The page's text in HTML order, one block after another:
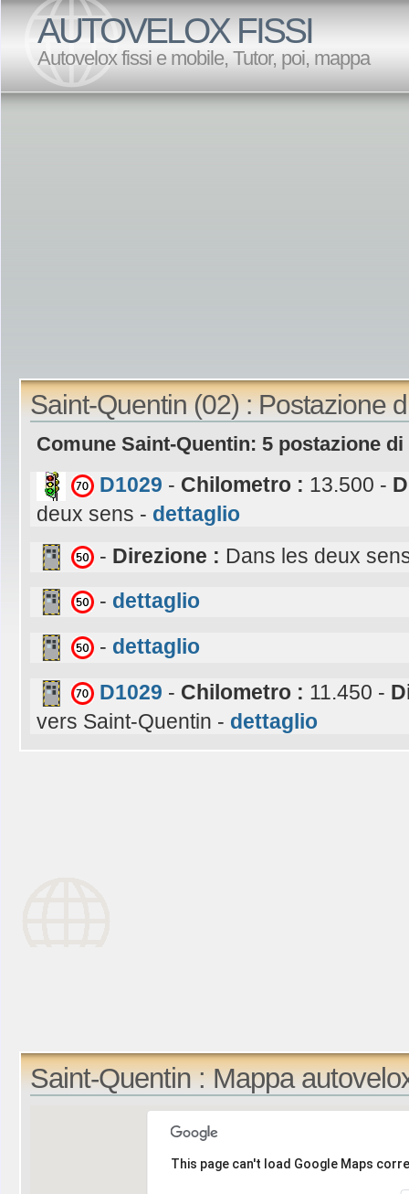
AUTOVELOX FISSI
Autovelox fissi e mobile, Tutor, poi, mappa
Saint-Quentin (02) : Postazione
Comune Saint-Quentin: 5 postazione
D1029 - Chilometro : 13.500 -
deux sens - dettaglio
- Direzione : Dans les deux
- dettaglio
- dettaglio
D1029 - Chilometro : 11.450 -
vers Saint-Quentin - dettaglio
Saint-Quentin : Mappa
This page can't load Google Maps